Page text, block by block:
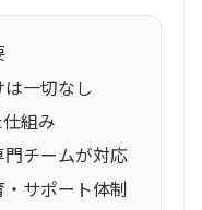
一切なし
組み
チームが対応
サポート体制